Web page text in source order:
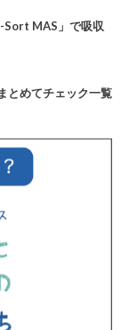
Sort MAS」で吸収
とめてチェック一覧